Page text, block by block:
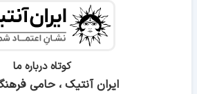
کوتاه درباره ما
ایران آنتیک ، حامی